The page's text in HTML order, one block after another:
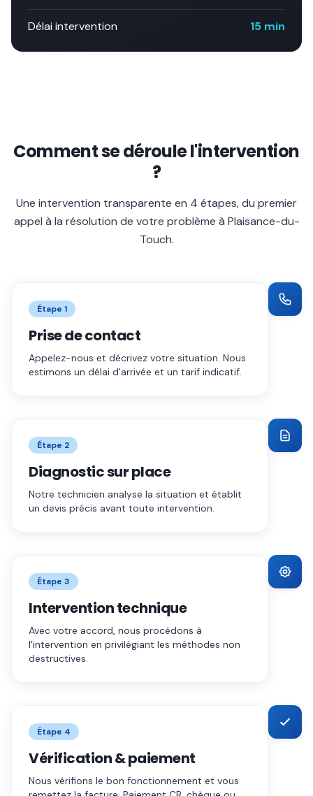
Délai intervention 15 min
Comment se déroule l'intervention
?
Une intervention transparente en 4 étapes, du premier
appel à la résolution de votre problème à Plaisance-du-
Touch.
Étape 1
Prise de contact
Appelez-nous et décrivez votre situation. Nous
estimons un délai d'arrivée et un tarif indicatif.
Étape 2
Diagnostic sur place
Notre technicien analyse la situation et établit
un devis précis avant toute intervention.
Étape 3
Intervention technique
Avec votre accord, nous procédons à
l'intervention en privilégiant les méthodes non
destructives.
Étape 4
Vérification & paiement
Nous vérifions le bon fonctionnement et vous